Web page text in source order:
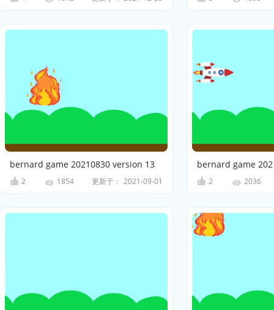
bernard game 20210830 version 13
2 1854 更新于： 2021-09-01
bernard game
2 2036